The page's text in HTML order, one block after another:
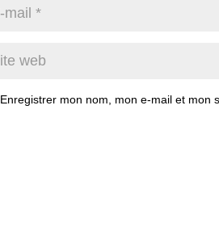
Enregistrer mon nom, mon e-mail et mon